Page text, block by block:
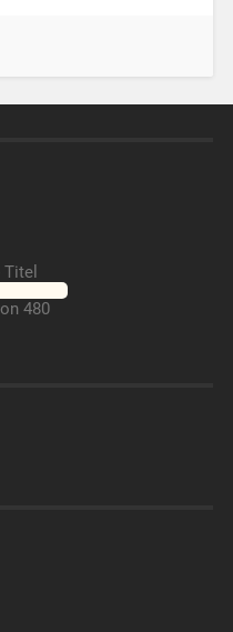
480